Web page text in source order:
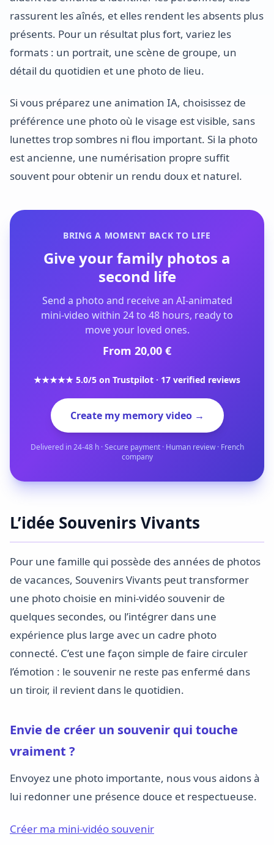
rassurent les aînés, et elles rendent les absents plus
présents. Pour un résultat plus fort, variez les
formats : un portrait, une scène de groupe, un
détail du quotidien et une photo de lieu.
Si vous préparez une animation IA, choisissez de
préférence une photo où le visage est visible, sans
lunettes trop sombres ni flou important. Si la photo
est ancienne, une numérisation propre suffit
souvent pour obtenir un rendu doux et naturel.
BRING A MOMENT BACK TO LIFE
Give your family photos a
second life
Send a photo and receive an AI-animated
mini-video within 24 to 48 hours, ready to
move your loved ones.
From 20,00 €
★★★★★ 5.0/5 on Trustpilot · 17 verified reviews
Create my memory video →
Delivered in 24-48 h · Secure payment · Human review · French
company
L’idée Souvenirs Vivants
Pour une famille qui possède des années de photos
de vacances, Souvenirs Vivants peut transformer
une photo choisie en mini-vidéo souvenir de
quelques secondes, ou l’intégrer dans une
expérience plus large avec un cadre photo
connecté. C’est une façon simple de faire circuler
l’émotion : le souvenir ne reste pas enfermé dans
un tiroir, il revient dans le quotidien.
Envie de créer un souvenir qui touche
vraiment ?
Envoyez une photo importante, nous vous aidons à
lui redonner une présence douce et respectueuse.
Créer ma mini-vidéo souvenir